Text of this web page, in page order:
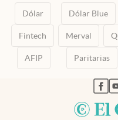
Dólar Dólar Blue
Fintech Merval
AFIP Paritarias